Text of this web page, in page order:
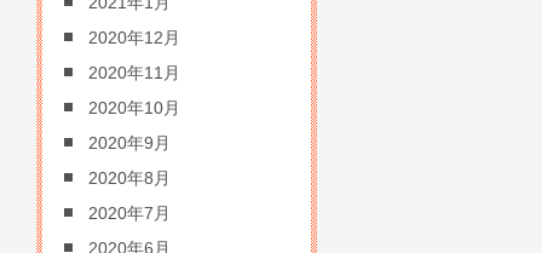
2020年12月
2020年11月
2020年10月
2020年9月
2020年8月
2020年7月
2020年6月